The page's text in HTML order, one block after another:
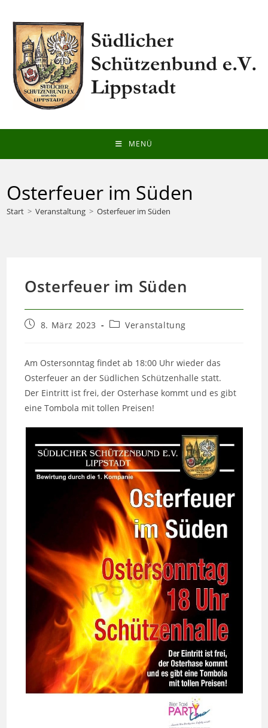
Inhalt
springen
MENÜ
Osterfeuer im Süden
Start > Veranstaltung > Osterfeuer im Süden
Osterfeuer im Süden
Beitrag8. März 2023
Beitrags-
Veranstaltung
Am Ostersonntag findet ab 18:00 Uhr wieder das
Osterfeuer an der Südlichen Schützenhalle statt.
Der Eintritt ist frei, der Osterhase kommt und es gibt
eine Tombola mit tollen Preisen!